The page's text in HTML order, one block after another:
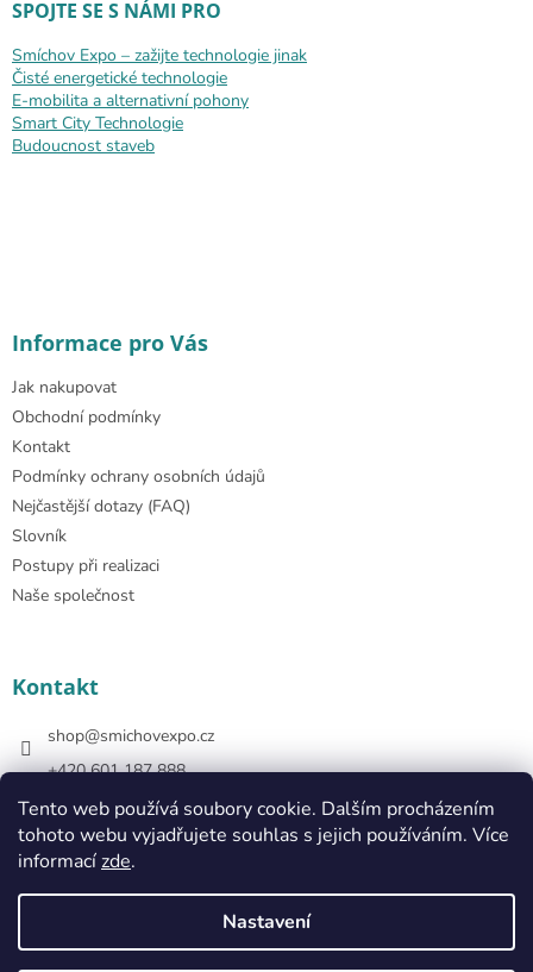
Tento web používá soubory cookie. Dalším procházením
tohoto webu vyjadřujete souhlas s jejich používáním. Více
informacízde.
Nastavení
SPOJTE SE S NÁMI PRO
Smíchov Expo – zažijte technologie jinak
Čisté energetické technologie
E-mobilita a alternativní pohony
Smart City Technologie
Budoucnost staveb
Informace pro Vás
Jak nakupovat
Obchodní podmínky
Kontakt
Podmínky ochrany osobních údajů
Nejčastější dotazy (FAQ)
Slovník
Postupy při realizaci
Naše společnost
Kontakt
shop@smichovexpo.cz
+420 601 187 888
https://www.facebook.com/smichovexposhop
smichovexposhop
Vytvořil Shoptet